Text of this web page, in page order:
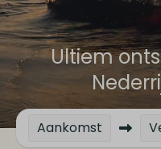
Ultiem
Aankomst